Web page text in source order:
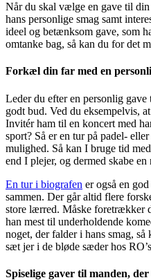
Når du skal vælge en gave til din
hans personlige smag samt
ideel og betænksom gave, som
omtanke bag, så kan du for det
Forkæl din far med en
Leder du efter en personlig
godt bud. Ved du eksempelvis,
Invitér ham til en koncert med
sport? Så er en tur på padel-
mulighed. Så kan I bruge tid
end I plejer, og dermed skabe en
En tur i biografen er også en
sammen. Der går altid flere
store lærred. Måske foretrækker
han mest til underholdende
noget, der falder i hans smag,
sæt jer i de bløde sæder hos
Spiselige gaver til manden,